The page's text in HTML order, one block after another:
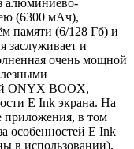
(6300 мАч),
памяти (6/128 Гб) и
заслуживает и
очень мощной
ONYX BOOX,
E Ink экрана. На
приложения, в том
особенностей E Ink
в использовании).